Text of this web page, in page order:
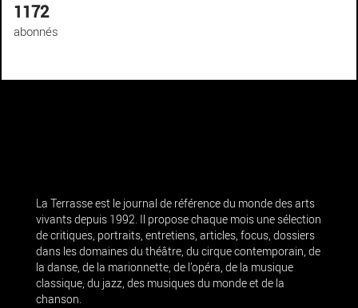
1172
abonnés
La Terrasse est le journal de référence du monde des arts
vivants depuis 1992. Il propose chaque mois une sélection
de critiques, portraits, entretiens, articles, focus, dossiers
dans les domaines du théâtre, du cirque contemporain, de
la danse, de la marionnette, de l’opéra, de la musique
classique, du jazz, des musiques du monde et de la
chanson.